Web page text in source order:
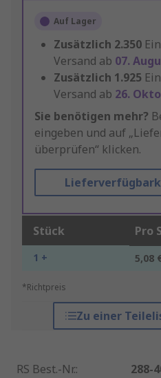
Auf Lager
Zusätzlich 2.350
Versand ab 07.
Zusätzlich 1.925
Versand ab 26.
Sie benötigen mehr?
eingeben und auf
überprüfen“ klicken.
Stück Pro
1 + 5,08
*Richtpreis
Zu einer
RS Best.-Nr.:
288-